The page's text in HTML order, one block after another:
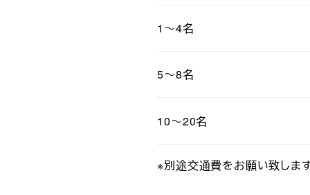
1～4名
5～8名
10～20名
※別途交通費をお願い致しま